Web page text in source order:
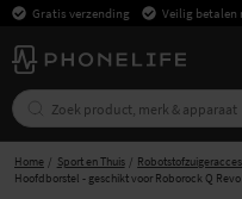
Gratis verzending Veilig betalen
Home Sport en Thuis
Hoofdborstel - geschikt voor Roborock Q Revo